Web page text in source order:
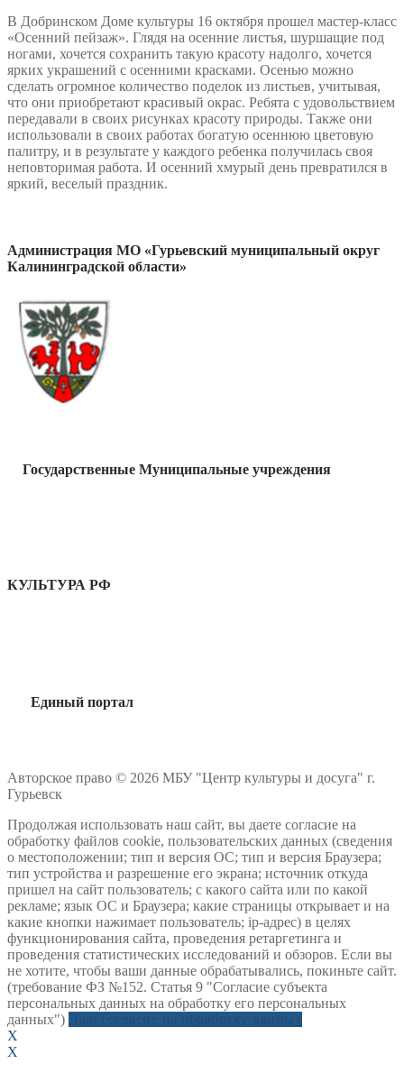
В Добринском Доме культуры 16 октября прошел мастер-класс
«Осенний пейзаж». Глядя на осенние листья, шуршащие под
ногами, хочется сохранить такую красоту надолго, хочется
ярких украшений с осенними красками. Осенью можно
сделать огромное количество поделок из листьев, учитывая,
что они приобретают красивый окрас. Ребята с удовольствием
передавали в своих рисунках красоту природы. Также они
использовали в своих работах богатую осеннюю цветовую
палитру, и в результате у каждого ребенка получилась своя
неповторимая работа. И осенний хмурый день превратился в
яркий, веселый праздник.
Администрация МО «Гурьевский муниципальный округ
Калининградской области»
Государственные Муниципальные учреждения
КУЛЬТУРА РФ
Единый портал
Авторское право © 2026 МБУ "Центр культуры и досуга" г.
Гурьевск
Продолжая использовать наш сайт, вы даете согласие на
обработку файлов cookie, пользовательских данных (сведения
о местоположении; тип и версия ОС; тип и версия Браузера;
тип устройства и разрешение его экрана; источник откуда
пришел на сайт пользователь; с какого сайта или по какой
рекламе; язык ОС и Браузера; какие страницы открывает и на
какие кнопки нажимает пользователь; ip-адрес) в целях
функционирования сайта, проведения ретаргетинга и
проведения статистических исследований и обзоров. Если вы
не хотите, чтобы ваши данные обрабатывались, покиньте сайт.
(требование ФЗ №152. Статья 9 "Согласие субъекта
персональных данных на обработку его персональных
данных")
X
X